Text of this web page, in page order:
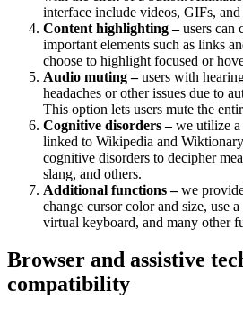
interface include videos, GIFs,
Content highlighting –users can
important elements such as links
choose to highlight focused or
Audio muting –users with
headaches or other issues due to
This option lets users mute the
Cognitive disorders –we utilize a
linked to Wikipedia and
cognitive disorders to decipher
slang, and others.
Additional functions –we
change cursor color and size, use
virtual keyboard, and many other
Browser and assistive
compatibility